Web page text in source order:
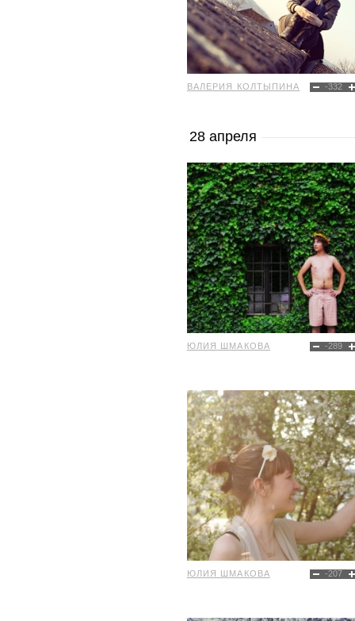
-332
ВАЛЕРИЯ КОЛТЫПИНА
28 апреля
-289
ЮЛИЯ ШМАКОВА
-207
ЮЛИЯ ШМАКОВА